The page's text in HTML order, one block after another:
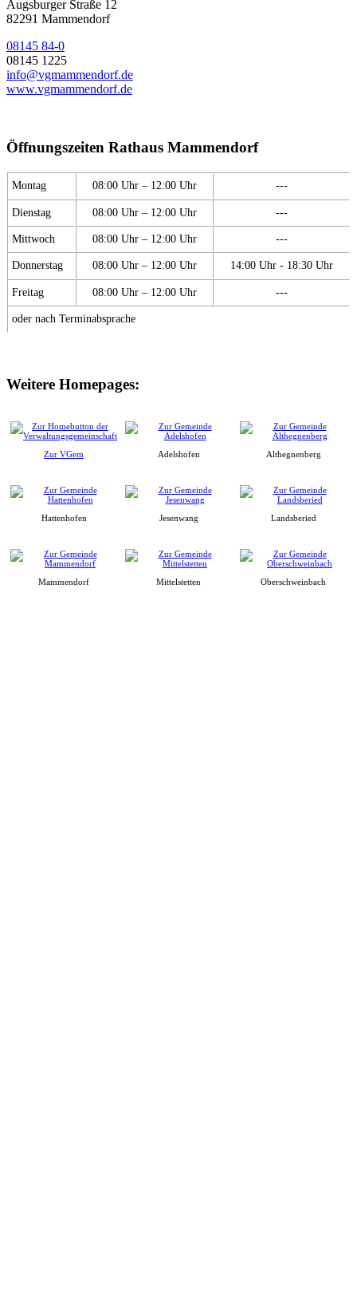
Augsburger Straße 12
82291 Mammendorf
08145 84-0
08145 1225
info@vgmammendorf.de
www.vgmammendorf.de
Öffnungszeiten Rathaus Mammendorf
Montag 08:00 Uhr – 12:00 Uhr ---
Dienstag 08:00 Uhr – 12:00 Uhr ---
Mittwoch 08:00 Uhr – 12:00 Uhr ---
Donnerstag 08:00 Uhr – 12:00 Uhr 14:00 Uhr - 18:30 Uhr
Freitag 08:00 Uhr – 12:00 Uhr ---
oder nach Terminabsprache
Weitere Homepages:
Zur VGem Adelshofen Althegnenberg
Hattenhofen Jesenwang Landsberied
Mammendorf Mittelstetten Oberschweinbach